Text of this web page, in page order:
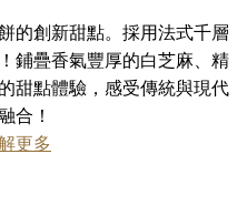
的創新甜點。採用法式千層
鋪疊香氣豐厚的白芝麻、精
甜點體驗，感受傳統與現代
合！
更多